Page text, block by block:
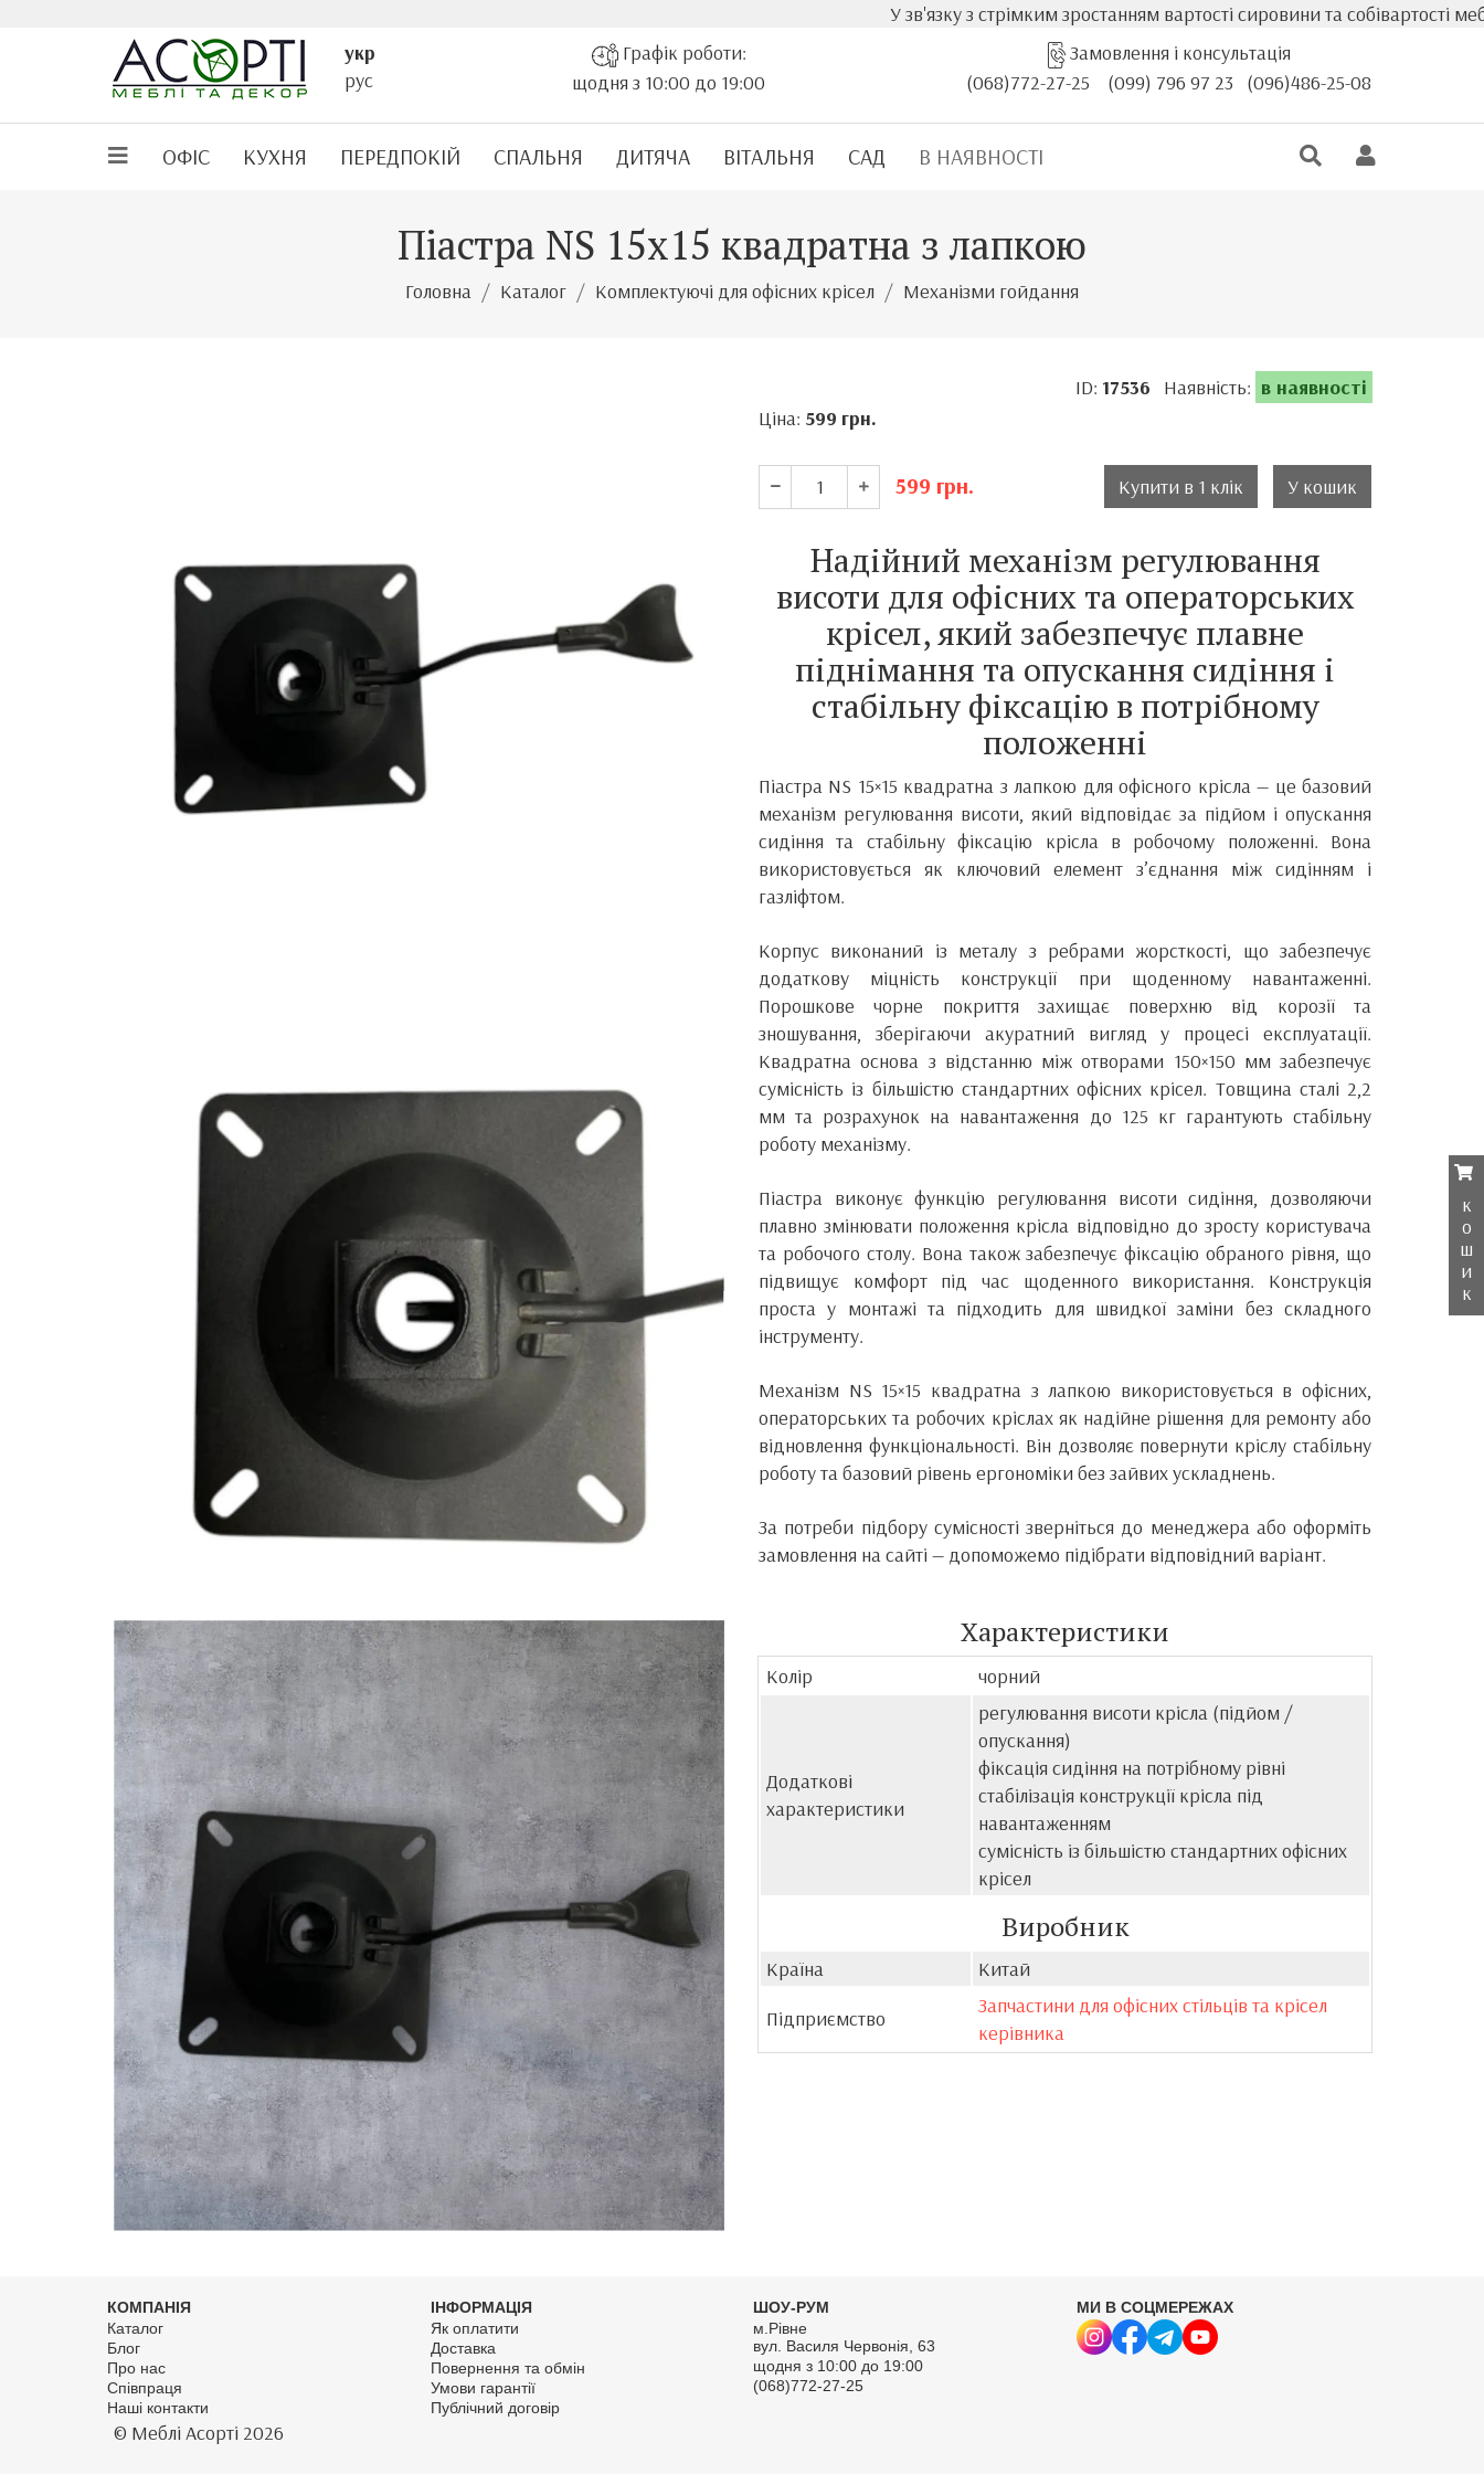
У зв'язку з стрімким зростанням вартості сировини та собівартості
укр
рус
Графік роботи:
щодня з 10:00 до 19:00
Замовлення і консультація
(068)772-27-25
(099) 796 97 23 (096)486-25-08
ОФІС КУХНЯ ПЕРЕДПОКІЙ СПАЛЬНЯ ДИТЯЧА ВІТАЛЬНЯ САД В НАЯВНОСТІ
Піастра NS 15х15 квадратна з лапкою
Головна Каталог Комплектуючі для офісних крісел Механізми гойдання
ID: 17536 Наявність: в наявності
Ціна: 599 грн.
599 грн. Купити в 1 клік У кошик
Надійний механізм регулювання
висоти для офісних та операторських
крісел, який забезпечує плавне
піднімання та опускання сидіння і
стабільну фіксацію в потрібному
положенні
Піастра NS 15×15 квадратна з лапкою для офісного крісла — це базовий
механізм регулювання висоти, який відповідає за підйом і опускання
сидіння та стабільну фіксацію крісла в робочому положенні. Вона
використовується як ключовий елемент з’єднання між сидінням і
газліфтом.
Корпус виконаний із металу з ребрами жорсткості, що забезпечує
додаткову міцність конструкції при щоденному навантаженні.
Порошкове чорне покриття захищає поверхню від корозії та
зношування, зберігаючи акуратний вигляд у процесі експлуатації.
Квадратна основа з відстанню між отворами 150×150 мм забезпечує
сумісність із більшістю стандартних офісних крісел. Товщина сталі 2,2
мм та розрахунок на навантаження до 125 кг гарантують стабільну
роботу механізму.
Піастра виконує функцію регулювання висоти сидіння, дозволяючи
плавно змінювати положення крісла відповідно до зросту користувача
та робочого столу. Вона також забезпечує фіксацію обраного рівня, що
підвищує комфорт під час щоденного використання. Конструкція
проста у монтажі та підходить для швидкої заміни без складного
інструменту.
Механізм NS 15×15 квадратна з лапкою використовується в офісних,
операторських та робочих кріслах як надійне рішення для ремонту або
відновлення функціональності. Він дозволяє повернути кріслу стабільну
роботу та базовий рівень ергономіки без зайвих ускладнень.
За потреби підбору сумісності зверніться до менеджера або оформіть
замовлення на сайті — допоможемо підібрати відповідний варіант.
Характеристики
Колір чорний
Додаткові
характеристики
регулювання висоти крісла (підйом /
опускання)
фіксація сидіння на потрібному рівні
стабілізація конструкції крісла під
навантаженням
сумісність із більшістю стандартних офісних
крісел
Виробник
Країна
Китай
Підприємство
Запчастини для офісних стільців та крісел
керівника
КОМПАНІЯ
Каталог
Блог
Про нас
Співпраця
Наші контакти
ІНФОРМАЦІЯ
Як оплатити
Доставка
Повернення та обмін
Умови гарантії
Публічний договір
ШОУ-РУМ
м.Рівне
вул. Василя Червонія, 63
щодня з 10:00 до 19:00
(068)772-27-25
МИ В СОЦМЕРЕЖАХ
© Меблі Асорті 2026
к
о
ш
и
к